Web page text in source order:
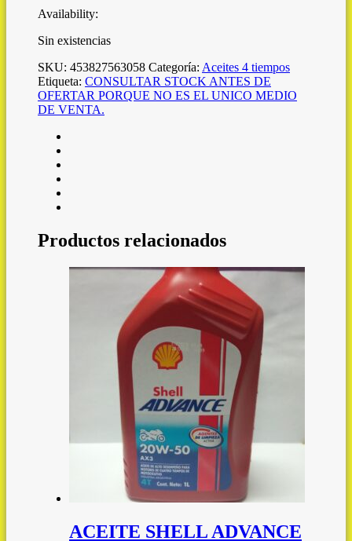
Availability:
Sin existencias
SKU: 453827563058 Categoría: Aceites 4 tiempos
Etiqueta: CONSULTAR STOCK ANTES DE
OFERTAR PORQUE NO ES EL UNICO MEDIO
DE VENTA.
Productos relacionados
ACEITE SHELL ADVANCE